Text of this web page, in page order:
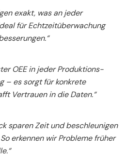
exakt, was an jeder
für Echtzeitüberwachung
OEE in jeder Produktions-
– es sorgt für konkrete
Vertrauen in die Daten.“
sparen Zeit und beschleunigen
erkennen wir Probleme früher